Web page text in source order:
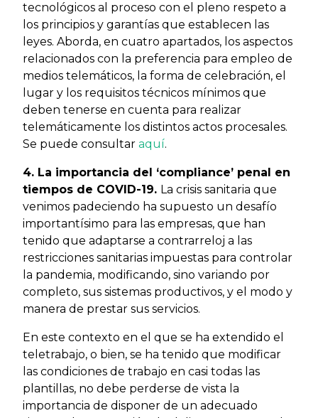
tecnológicos al proceso con el pleno respeto a
los principios y garantías que establecen las
leyes. Aborda, en cuatro apartados, los aspectos
relacionados con la preferencia para empleo de
medios telemáticos, la forma de celebración, el
lugar y los requisitos técnicos mínimos que
deben tenerse en cuenta para realizar
telemáticamente los distintos actos procesales.
Se puede consultar aquí.
4. La importancia del ‘compliance’ penal en
tiempos de COVID-19. La crisis sanitaria que
venimos padeciendo ha supuesto un desafío
importantísimo para las empresas, que han
tenido que adaptarse a contrarreloj a las
restricciones sanitarias impuestas para controlar
la pandemia, modificando, sino variando por
completo, sus sistemas productivos, y el modo y
manera de prestar sus servicios.
En este contexto en el que se ha extendido el
teletrabajo, o bien, se ha tenido que modificar
las condiciones de trabajo en casi todas las
plantillas, no debe perderse de vista la
importancia de disponer de un adecuado